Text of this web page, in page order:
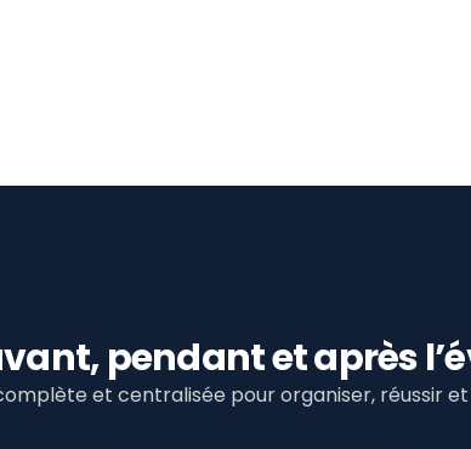
pendant et après
et centralisée pour organiser, réussir